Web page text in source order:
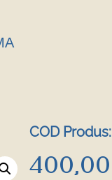
COD Produs:
400,00